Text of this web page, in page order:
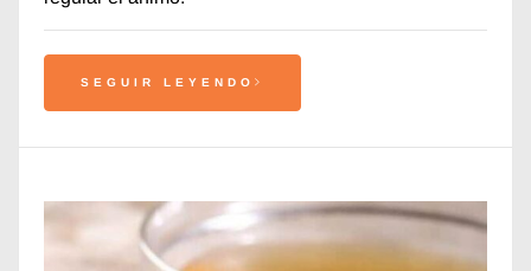
SEGUIR LEYENDO